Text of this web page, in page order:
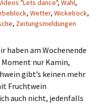
"Lets dance", Wahl,
, Wetter, Wickelrock,
, Zeitungsmeldungen
haben am Wochenende
nur Kamin,
gibt’s keinen mehr
Fruchtwein
auch nicht, jedenfalls